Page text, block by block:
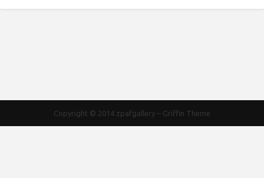
Copyright © 2014 zpafgallery – Griffin Theme